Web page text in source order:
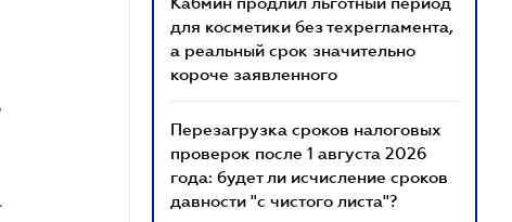
для косметики без техрегламента,
а реальный срок значительно
короче заявленного
Перезагрузка сроков налоговых
проверок после 1 августа 2026
года: будет ли исчисление сроков
давности "с чистого листа"?